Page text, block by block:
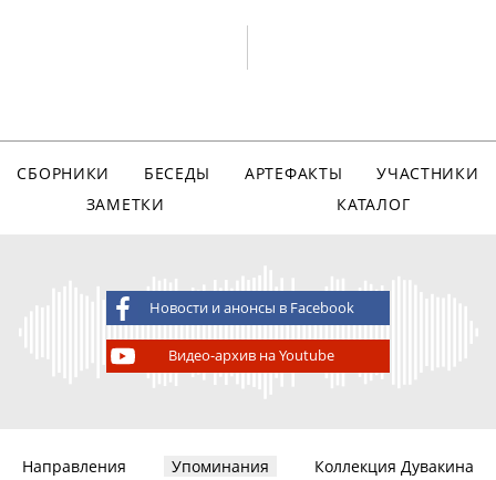
СБОРНИКИ БЕСЕДЫ АРТЕФАКТЫ
УЧАСТНИКИ
ЗАМЕТКИ
КАТАЛОГ
Новости и анонсы в Facebook
Видео-архив на Youtube
Направления Упоминания
Коллекция Дувакина